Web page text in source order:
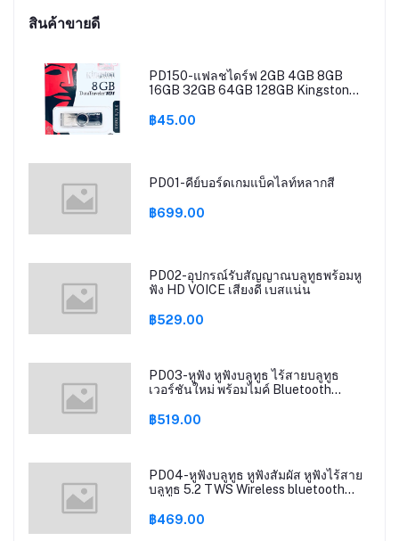
สินค้าขายดี
PD150-แฟลชไดร์ฟ 2GB 4GB 8GB
16GB 32GB 64GB 128GB Kingston
Drive
฿45.00
PD01-คีย์บอร์ดเกมแบ็คไลท์หลากสี
฿699.00
PD02-อุปกรณ์รับสัญญาณบลูทูธพร้อมหู
ฟัง HD VOICE เสียงดี เบสแน่น
฿529.00
PD03-หูฟัง หูฟังบลูทูธ ไร้สายบลูทูธ
เวอร์ชันใหม่ พร้อมไมค์ Bluetooth
฿519.00
PD04-หูฟังบลูทูธ หูฟังสัมผัส หูฟังไร้สาย
บลูทูธ 5.2 TWS Wireless bluetooth
ฉุกเฉิน รุ่นT25
฿469.00